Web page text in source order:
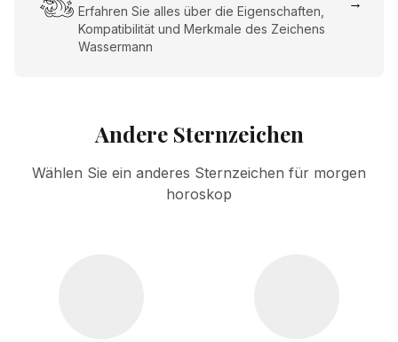
Erfahren Sie alles über die Eigenschaften,
Kompatibilität und Merkmale des Zeichens
Wassermann
Andere Sternzeichen
Wählen Sie ein anderes Sternzeichen für morgen
horoskop